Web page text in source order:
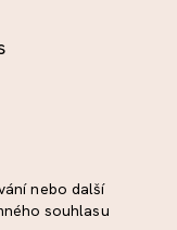
nebo další
souhlasu